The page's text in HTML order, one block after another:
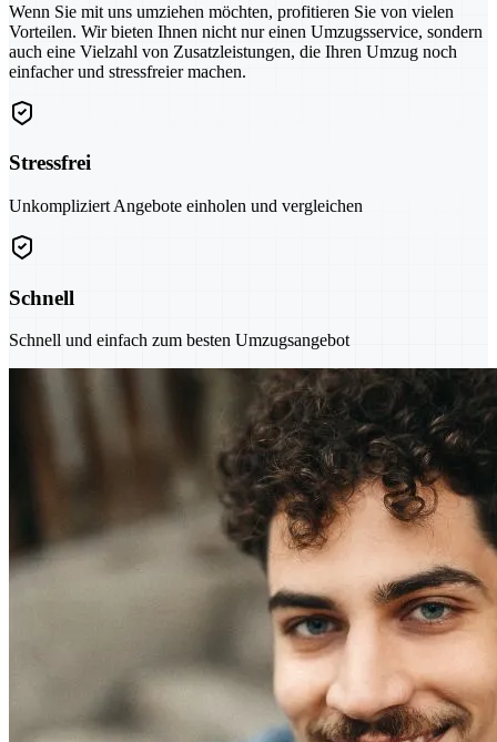
Wenn Sie mit uns umziehen möchten, profitieren Sie von vielen
Vorteilen. Wir bieten Ihnen nicht nur einen Umzugsservice, sondern
auch eine Vielzahl von Zusatzleistungen, die Ihren Umzug noch
einfacher und stressfreier machen.
Stressfrei
Unkompliziert Angebote einholen und vergleichen
Schnell
Schnell und einfach zum besten Umzugsangebot